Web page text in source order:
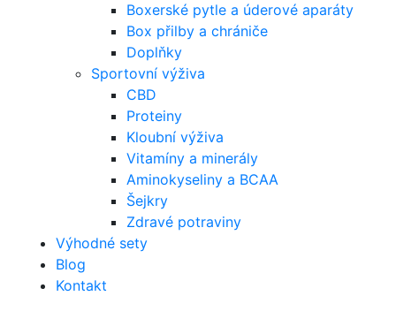
Boxerské pytle a úderové aparáty
Box přilby a chrániče
Doplňky
Sportovní výživa
CBD
Proteiny
Kloubní výživa
Vitamíny a minerály
Aminokyseliny a BCAA
Šejkry
Zdravé potraviny
Výhodné sety
Blog
Kontakt